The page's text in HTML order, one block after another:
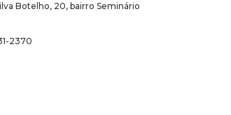
Botelho, 20, bairro Seminário
2370